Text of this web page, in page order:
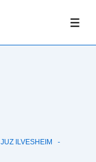
JUZ ILVESHEIM